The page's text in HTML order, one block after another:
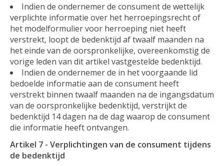
Indien de ondernemer de consument de wettelijk
verplichte informatie over het herroepingsrecht of
het modelformulier voor herroeping niet heeft
verstrekt, loopt de bedenktijd af twaalf maanden na
het einde van de oorspronkelijke, overeenkomstig de
vorige leden van dit artikel vastgestelde bedenktijd.
Indien de ondernemer de in het voorgaande lid
bedoelde informatie aan de consument heeft
verstrekt binnen twaalf maanden na de ingangsdatum
van de oorspronkelijke bedenktijd, verstrijkt de
bedenktijd 14 dagen na de dag waarop de consument
die informatie heeft ontvangen.
Artikel 7 - Verplichtingen van de consument tijdens
de bedenktijd